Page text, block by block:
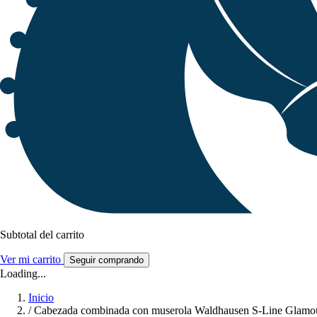
Subtotal del carrito
Ver mi carrito Seguir comprando
Loading...
Inicio
/ Cabezada combinada con muserola Waldhausen S-Line